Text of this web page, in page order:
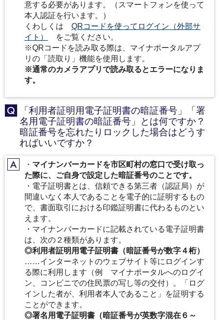
意する必要があります。（スマートフォンを使って
本人認証を行います。）
くわしくは QRコードを使ってログイン（外部サ
イト）
をご覧ください。
※QRコードを読み取る際は、マイナポータルアプ
リの「読取り」機能を使用します。
※通常のカメラアプリで読み取るとエラーになりま
す。
Q
「利用者証明用電子証明書の暗証番号」「署
名用電子証明書の暗証番号」とは何ですか？
暗証番号を忘れたりロックした場合はどうす
ればいいですか？
A・ マイナンバーカードを市区町村の窓口で受け取っ
た際に、ご自身で設定した暗証番号のことです。
・電子証明書とは、信頼できる第三者（認証局）が
間違いなく本人であることを電子的に証明するもの
で、書面取引における印鑑証明書に代わるものとい
えます。
・マイナンバーカードに記載されている電子証明書
は、次の２種類があります。
◎利用者証明用電子証明書（暗証番号が数字４桁）
……インターネットのウェブサイト等にログインす
る際に利用します（例 マイナポータルへのログイ
ン、コンビニでの住民票の写し等の交付）。「ログ
インした者が、利用者本人であること」を証明する
ことができます。
◎署名用電子証明書（暗証番号が英数字混在６～